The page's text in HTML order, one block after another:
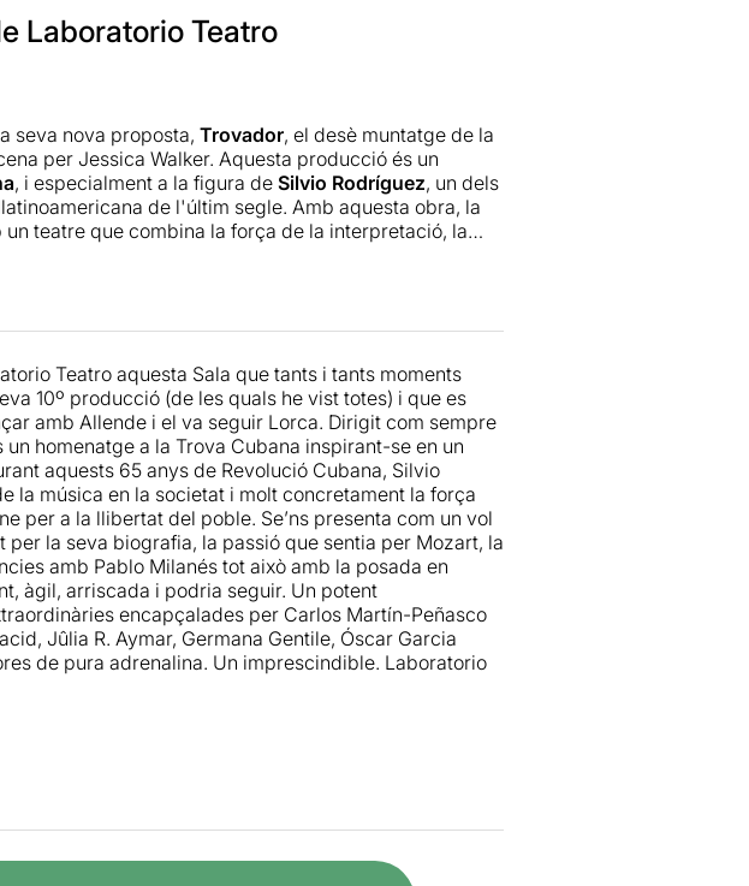
Laboratorio Teatro
seva nova proposta, Trovador, el desè muntatge de la
per Jessica Walker. Aquesta producció és un
, i especialment a la figura de Silvio Rodríguez, un dels
de l'últim segle. Amb aquesta obra, la
teatre que combina la força de la interpretació, la
vaig a la
diferent, molt allunyada de la de qualsevol altra
-potser la proximitat de l'escenari, la llum tènue, l'olor
manera de transformar l'experiència teatral en un
la sala.
diferents actors que expresin com han explorat el
i tot la visita que van fer a Silvio Rodríguez. Ha estat
la forma de treballar. I com segons la década que
del cantautor, o trovador com vol que se'n
ha estat l'aparició dels personatges de les
que mantenia fins llavors. Tot i aportar un to més
lleugerament el ritme i la intensitat que havia
Teatro aquesta Sala que tants i tants moments
10º producció (de les quals he vist totes) i que es
amb Allende i el va seguir Lorca. Dirigit com sempre
homenatge a la Trova Cubana inspirant-se en un
aquests 65 anys de Revolució Cubana, Silvio
la música en la societat i molt concretament la força
per a la llibertat del poble. Se’ns presenta com un vol
la seva biografia, la passió que sentia per Mozart, la
amb Pablo Milanés tot això amb la posada en
àgil, arriscada i podria seguir. Un potent
encapçalades per Carlos Martín-Peñasco
Jûlia R. Aymar, Germana Gentile, Óscar Garcia
de pura adrenalina. Un imprescindible. Laboratorio